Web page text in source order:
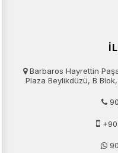
Barbaros Hayrettin
Plaza Beylikdüzü, B